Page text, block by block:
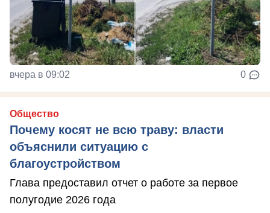
вчера в 09:02 0
Общество
Почему косят не всю траву: власти
объяснили ситуацию с
благоустройством
Глава предоставил отчет о работе за первое
полугодие 2026 года